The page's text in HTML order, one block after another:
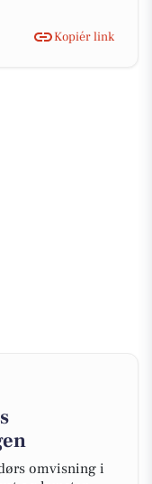
Kopiér link
omvisning i